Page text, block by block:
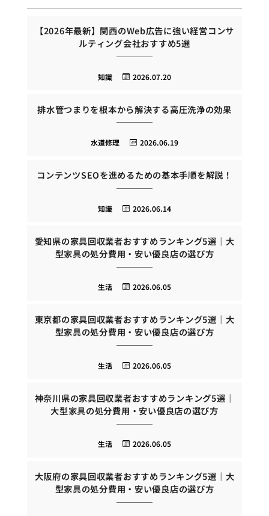
【2026年最新】関西のWeb広告に強い経営コンサ
ルティング会社おすすめ5選
2026.07.20
知識
排水管つまりを根本から解決する高圧洗浄の効果
2026.06.19
水道修理
コンテンツSEOを進めるための基本手順を解説！
2026.06.14
知識
愛知県の家具回収業者おすすめランキング5選｜大
型家具の処分費用・安い優良店の選び方
2026.06.05
生活
東京都の家具回収業者おすすめランキング5選｜大
型家具の処分費用・安い優良店の選び方
2026.06.05
生活
神奈川県の家具回収業者おすすめランキング5選｜
大型家具の処分費用・安い優良店の選び方
2026.06.05
生活
大阪府の家具回収業者おすすめランキング5選｜大
型家具の処分費用・安い優良店の選び方